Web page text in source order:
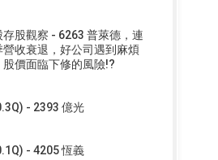
存股觀察 - 6263 普萊德，連
營收衰退，好公司遇到麻煩
股價面臨下修的風險!?
- 2393 億光
- 4205 恆義